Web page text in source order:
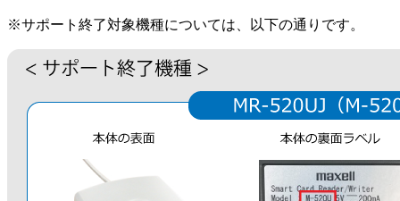
※サポート終了対象機種については、以下の通りです。